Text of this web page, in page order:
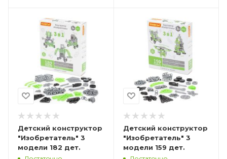
Детский конструктор
"Изобретатель" 3
модели 182 дет.
Детский конструктор
"Изобретатель" 3
модели 159 дет.